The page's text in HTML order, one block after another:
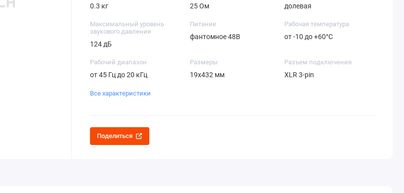
0.3 кг 25 Ом долевая
Максимальный уровень
звукового давления
124 дБ
Питание
фантомное 48В
Рабочая температура
от -10 до +60°C
Рабочий диапазон
от 45 Гц до 20 кГц
Размеры
19х432 мм
Разъем подключения
XLR 3-pin
Все характеристики
Поделиться